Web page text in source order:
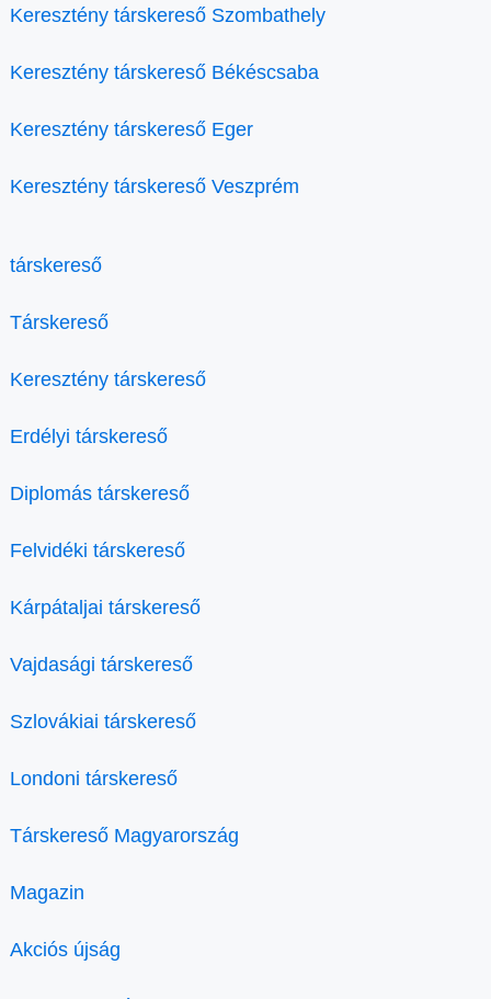
Keresztény társkereső Szombathely
Keresztény társkereső Békéscsaba
Keresztény társkereső Eger
Keresztény társkereső Veszprém
társkereső
Társkereső
Keresztény társkereső
Erdélyi társkereső
Diplomás társkereső
Felvidéki társkereső
Kárpátaljai társkereső
Vajdasági társkereső
Szlovákiai társkereső
Londoni társkereső
Társkereső Magyarország
Magazin
Akciós újság